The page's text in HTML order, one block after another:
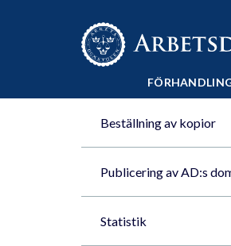
Till innehåll på sidan x
Beställning av kopior
Publicering av AD:s
Statistik